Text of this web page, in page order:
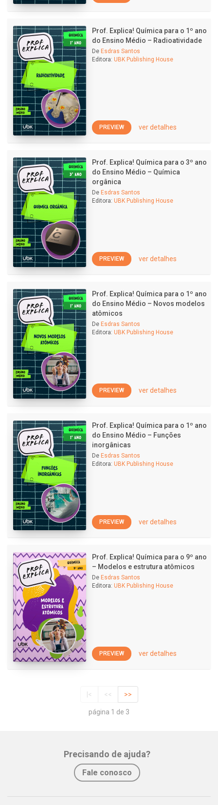
Prof. Explica! Química para o 1º ano
do Ensino Médio – Radioatividade
De Esdras Santos
Editora: UBK Publishing House
PREVIEW ver detalhes
Prof. Explica! Química para o 3º ano
do Ensino Médio – Química
orgânica
De Esdras Santos
Editora: UBK Publishing House
PREVIEW ver detalhes
Prof. Explica! Química para o 1º ano
do Ensino Médio – Novos modelos
atômicos
De Esdras Santos
Editora: UBK Publishing House
PREVIEW ver detalhes
Prof. Explica! Química para o 1º ano
do Ensino Médio – Funções
inorgânicas
De Esdras Santos
Editora: UBK Publishing House
PREVIEW ver detalhes
Prof. Explica! Química para o 9º ano
– Modelos e estrutura atômicos
De Esdras Santos
Editora: UBK Publishing House
PREVIEW ver detalhes
|< << >>
página 1 de 3
Precisando de ajuda?
Fale conosco